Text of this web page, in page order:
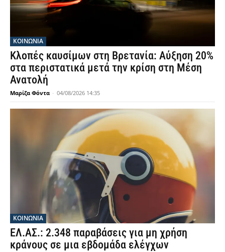
ΚΟΙΝΩΝΙΑ
Κλοπές καυσίμων στη Βρετανία: Αύξηση 20%
στα περιστατικά μετά την κρίση στη Μέση
Ανατολή
Μαρίζα Φόντα - 04/08/2026 14:35
ΚΟΙΝΩΝΙΑ
ΕΛ.ΑΣ.: 2.348 παραβάσεις για μη χρήση
κράνους σε μια εβδομάδα ελέγχων